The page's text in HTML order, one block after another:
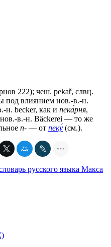
222); чеш. реkаř, слвц.
под влиянием нов.-в.-н.
н. bесkеr, как и пека́рня,
в.-н. Вäсkеrеi — то же
п- — от пеку́ (см.).
русского языка Макса